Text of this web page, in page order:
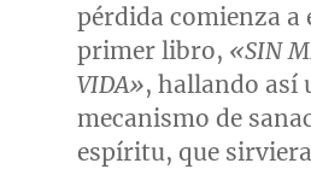
pérdida comienza a
primer libro, «SIN
VIDA», hallando así
mecanismo de
espíritu, que